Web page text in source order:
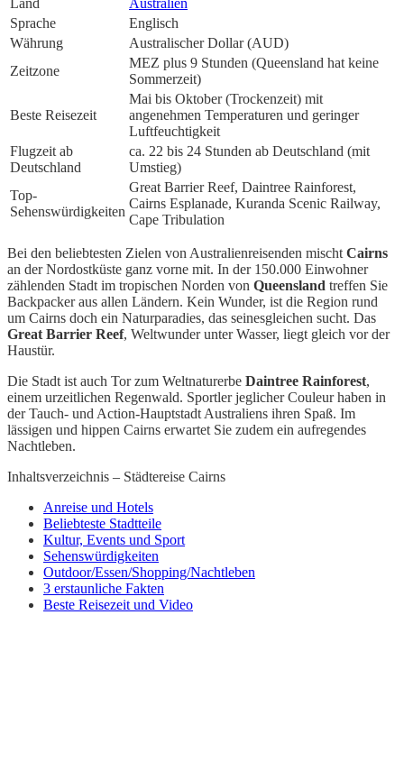
Sprache
Englisch
Währung
Australischer Dollar (AUD)
Zeitzone
MEZ plus 9 Stunden (Queensland hat keine
Sommerzeit)
Beste Reisezeit
Mai bis Oktober (Trockenzeit) mit
angenehmen Temperaturen und geringer
Luftfeuchtigkeit
Flugzeit ab
Deutschland
ca. 22 bis 24 Stunden ab Deutschland (mit
Umstieg)
Top-
Sehenswürdigkeiten
Great Barrier Reef, Daintree Rainforest,
Cairns Esplanade, Kuranda Scenic Railway,
Cape Tribulation
Bei den beliebtesten Zielen von Australienreisenden mischt Cairns
an der Nordostküste ganz vorne mit. In der 150.000 Einwohner
zählenden Stadt im tropischen Norden von Queensland treffen Sie
Backpacker aus allen Ländern. Kein Wunder, ist die Region rund
um Cairns doch ein Naturparadies, das seinesgleichen sucht. Das
Great Barrier Reef, Weltwunder unter Wasser, liegt gleich vor der
Haustür.
Die Stadt ist auch Tor zum Weltnaturerbe Daintree Rainforest,
einem urzeitlichen Regenwald. Sportler jeglicher Couleur haben in
der Tauch- und Action-Hauptstadt Australiens ihren Spaß. Im
lässigen und hippen Cairns erwartet Sie zudem ein aufregendes
Nachtleben.
Inhaltsverzeichnis – Städtereise Cairns
Anreise und Hotels
Beliebteste Stadtteile
Kultur, Events und Sport
Sehenswürdigkeiten
Outdoor/Essen/Shopping/Nachtleben
3 erstaunliche Fakten
Beste Reisezeit und Video